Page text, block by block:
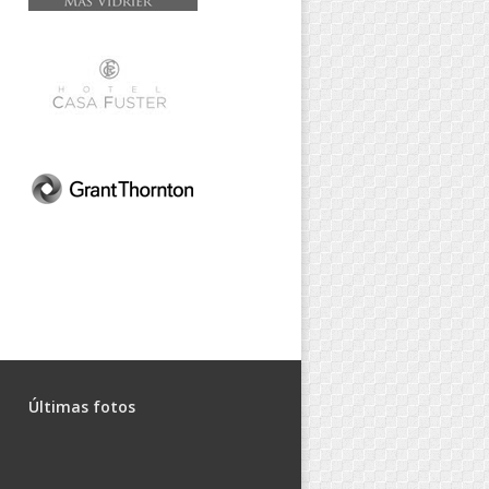
Últimas fotos